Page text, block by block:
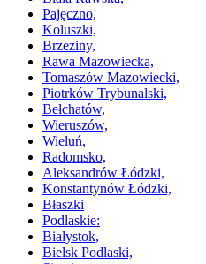
Pajęczno,
Koluszki,
Brzeziny,
Rawa Mazowiecka,
Tomaszów Mazowiecki,
Piotrków Trybunalski,
Bełchatów,
Wieruszów,
Wieluń,
Radomsko,
Aleksandrów Łódzki,
Konstantynów Łódzki,
Błaszki
Podlaskie:
Białystok,
Bielsk Podlaski,